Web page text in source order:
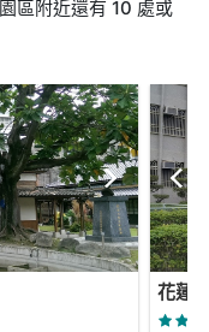
區附近還有 10 處或
花蓮